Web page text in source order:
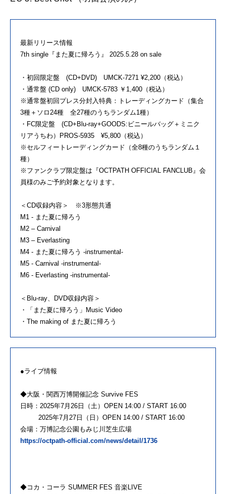
最新リリース情報
7th single『また夏に帰ろう』 2025.5.28 on sale
・初回限定盤 (CD+DVD) UMCK-7271 ¥2,200（税込）
・通常盤 (CD only) UMCK-5783 ￥1,400（税込）
※通常盤初回プレス分封入特典：トレーディングカード（集合
3種＋ソロ24種 全27種のうちランダム1種）
・FC限定盤 (CD+Blu-ray+GOODS:ビニールバッグ＋ミニク
リアうちわ）PROS-5935 ¥5,800（税込）
※セルフィートレーディングカード（全8種のうちランダム１
種）
※ファンクラブ限定盤は『OCTPATH OFFICIAL FANCLUB』会
員様のみご予約対象となります。
＜CD収録内容＞ ※3形態共通
M1 - また夏に帰ろう
M2 – Carnival
M3 – Everlasting
M4 - また夏に帰ろう -instrumental-
M5 - Carnival -instrumental-
M6 - Everlasting -instrumental-
＜Blu-ray、DVD収録内容＞
・「また夏に帰ろう」Music Video
・The making of また夏に帰ろう
●ライブ情報
◆大阪・関西万博開催記念 Survive FES
日時：2025年7月26日（土）OPEN 14:00 / START 16:00
2025年7月27日（日）OPEN 14:00 / START 16:00
会場：万博記念公園もみじ川芝生広場
https://octpath-official.com/news/detail/1736
◆コカ・コーラ SUMMER FES 音楽LIVE